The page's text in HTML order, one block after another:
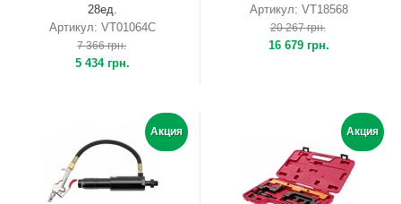
28ед.
Артикул: VT01064C
7 366 грн.
5 434 грн.
Артикул: VT18568
20 267 грн.
16 679 грн.
Акция Акция